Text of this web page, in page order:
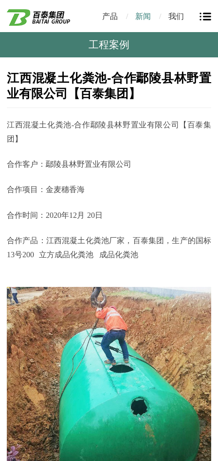
产品 新闻 我们
工程案例
江西混凝土化粪池-合作鄢陵县林野置
业有限公司【百泰集团】
江西混凝土化粪池-合作鄢陵县林野置业有限公司【百泰集
团】
合作客户：鄢陵县林野置业有限公司
合作项目：金麦穗香海
合作时间： 2020年12 月 20日
合作产品：江西混凝土化粪池厂家，百泰集团，生产的国标
13号200 立方成品化粪池 成品化粪池